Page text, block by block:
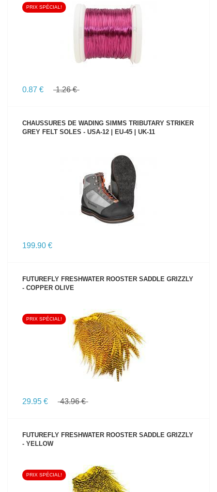
VOIR LE PRODUIT
PRIX SPÉCIAL!
0.87 € 1.26 €
CHAUSSURES DE WADING SIMMS TRIBUTARY STRIKER
GREY FELT SOLES - USA-12 | EU-45 | UK-11
VOIR LE PRODUIT
199.90 €
FUTUREFLY FRESHWATER ROOSTER SADDLE GRIZZLY
- COPPER OLIVE
VOIR LE PRODUIT
PRIX SPÉCIAL!
29.95 € 43.96 €
FUTUREFLY FRESHWATER ROOSTER SADDLE GRIZZLY
- YELLOW
VOIR LE PRODUIT
PRIX SPÉCIAL!